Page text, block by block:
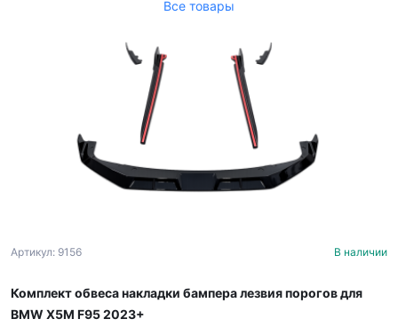
Все товары
Артикул: 9156 В наличии
Комплект обвеса накладки бампера лезвия порогов для
BMW X5M F95 2023+